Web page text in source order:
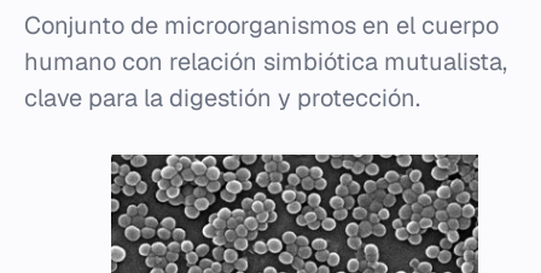
Conjunto de microorganismos en el cuerpo
humano con relación simbiótica mutualista,
clave para la digestión y protección.